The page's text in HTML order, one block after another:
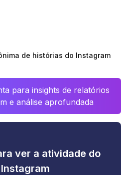
de histórias do Instagram
para insights de relatórios
e análise aprofundada
ver a atividade do
Instagram